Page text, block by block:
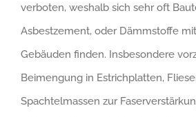
verboten, weshalb sich sehr oft
Asbestzement, oder Dämmstoffe
Gebäuden finden. Insbesondere
Beimengung in Estrichplatten,
Spachtelmassen zur